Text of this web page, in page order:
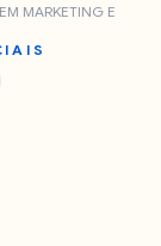
MARKETING E